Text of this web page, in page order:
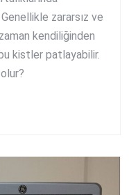
zararsız ve
kendiliğinden
kistler patlayabilir.